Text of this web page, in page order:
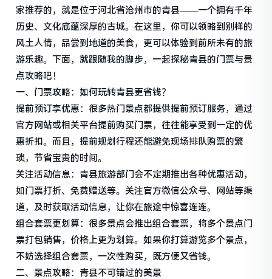
家推荐的，就是位于河北省沧州市的青县——一个拥有千年
历史、文化底蕴深厚的古城。在这里，你可以领略到别样的
风土人情，品尝到地道的美食，更可以体验到前所未有的旅
游乐趣。下面，就跟随我的脚步，一起探秘青县的门票与景
点攻略吧！
一、门票攻略：如何玩转青县更省钱？
提前预订享优惠：很多热门景点都提供提前预订服务，通过
官方网站或相关平台提前购买门票，往往能享受到一定的优
惠折扣。而且，提前规划行程还能避免现场排队购票的繁
琐，节省宝贵的时间。
关注活动信息：青县旅游部门会不定期推出各种优惠活动，
如门票打折、免费赠送等。关注官方微信公众号、网站等渠
道，及时获取活动信息，让你在旅途中惊喜连连。
组合套票更划算：很多景点会推出组合套票，将多个景点门
票打包销售，价格上更为划算。如果你打算游览多个景点，
不妨选择组合套票，一次性购买，既方便又省钱。
二、景点攻略：青县不可错过的美景